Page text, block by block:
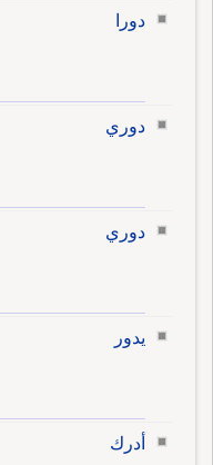
دورا
دوري
دوري
يدور
أدرك